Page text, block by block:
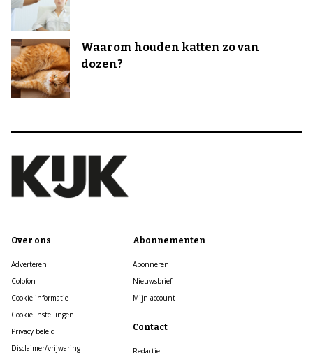
Waarom houden katten zo van
dozen?
Over ons
Adverteren
Colofon
Cookie informatie
Cookie Instellingen
Privacy beleid
Disclaimer/vrijwaring
Abonnementen
Abonneren
Nieuwsbrief
Mijn account
Contact
Redactie